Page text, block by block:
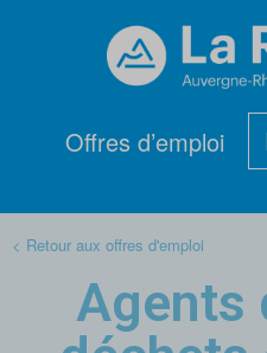
Offres d’emploi
< Retour aux offres d'emploi
Agents